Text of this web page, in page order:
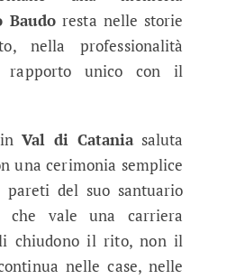
Baudo resta nelle storie
nella professionalità
rapporto unico con il
in Val di Cataniasaluta
una cerimonia semplice
pareti del suo santuario
che vale una carriera
chiudono il rito, non il
nelle case, nelle